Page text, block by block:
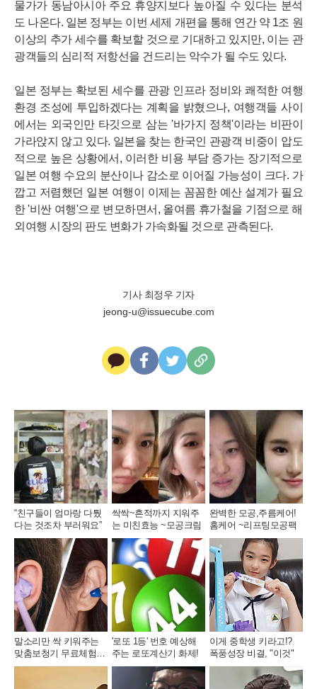
물가가 동남아시아 주요 휴양지보다 높아질 수 있다는 분석
도 나온다. 일본 정부는 이번 세제 개편을 통해 연간 약 1조 원
이상의 추가 세수를 확보할 것으로 기대하고 있지만, 이는 관
광객들의 심리적 저항선을 건드리는 악수가 될 수도 있다.
일본 정부는 확보된 세수를 관광 인프라 정비와 쾌적한 여행
환경 조성에 투입하겠다는 계획을 밝혔으나, 여행객들 사이
에서는 외국인만 타깃으로 삼는 '바가지 정책'이라는 비판이
가라앉지 않고 있다. 일본을 찾는 한국인 관광객 비중이 압도
적으로 높은 상황에서, 이러한 비용 부담 증가는 장기적으로
일본 여행 수요의 분산이나 감소로 이어질 가능성이 크다. 가
깝고 저렴했던 일본 여행이 이제는 꼼꼼한 예산 설계가 필요
한 '비싼 여행'으로 변모하면서, 올여름 휴가철을 기점으로 해
외여행 시장의 판도 변화가 가속화될 것으로 관측된다.
기사 최정우 기자
jeong-u@issuecube.com
톡
북
복
사
“친구들이 엄마랑 다퉜
다는 것조차 부러워요”
싹싹~흔적까지 지워주
는 미친효능 ~모공크림
완벽한 모공,주름케어!
홈케어 ~리프팅모공팩
말소리만 싹 키워주는
맞춤보청기 무료체험 지
원자모집
'로또 1등' 번호 예상해
주는 로또계산기 화제!
이게 중학생 키라고!?
폭풍성장 비결, "이것"